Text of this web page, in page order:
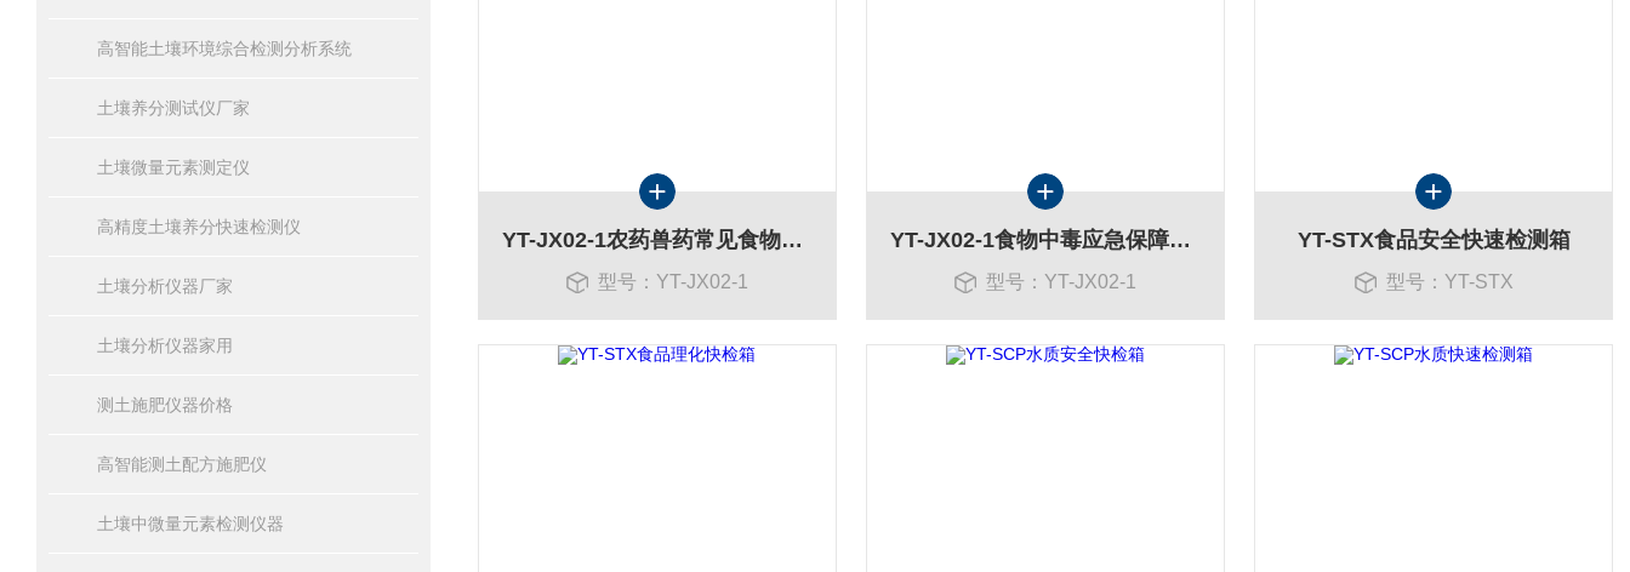
高智能土壤环境综合检测分析系统
土壤养分测试仪厂家
土壤微量元素测定仪
高精度土壤养分快速检测仪
土壤分析仪器厂家
土壤分析仪器家用
测土施肥仪器价格
高智能测土配方施肥仪
土壤中微量元素检测仪器
YT-JX02-1农药兽药常见食物急性中毒检验箱
型号：YT-JX02-1
YT-JX02-1食物中毒应急保障快检箱
型号：YT-JX02-1
YT-STX食品安全快速检测箱
型号：YT-STX